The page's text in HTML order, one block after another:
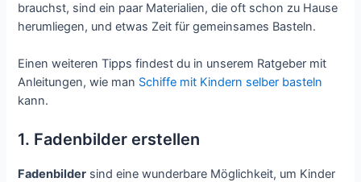
brauchst, sind ein paar Materialien, die oft schon zu Hause
herumliegen, und etwas Zeit für gemeinsames Basteln.
Einen weiteren Tipps findest du in unserem Ratgeber mit
Anleitungen, wie man Schiffe mit Kindern selber basteln
kann.
1. Fadenbilder erstellen
Fadenbilder sind eine wunderbare Möglichkeit, um Kinder